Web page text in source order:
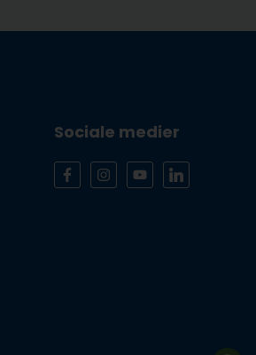
Sociale medier